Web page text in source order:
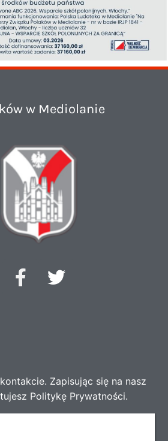
w Mediolanie
Zapisując się na nasz
Politykę Prywatności.